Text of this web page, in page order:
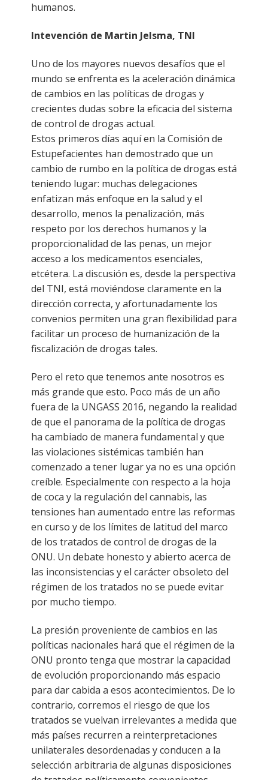
humanos.
Intevención de Martin Jelsma, TNI
Uno de los mayores nuevos desafíos que el
mundo se enfrenta es la aceleración dinámica
de cambios en las políticas de drogas y
crecientes dudas sobre la eficacia del sistema
de control de drogas actual.
Estos primeros días aquí en la Comisión de
Estupefacientes han demostrado que un
cambio de rumbo en la política de drogas está
teniendo lugar: muchas delegaciones
enfatizan más enfoque en la salud y el
desarrollo, menos la penalización, más
respeto por los derechos humanos y la
proporcionalidad de las penas, un mejor
acceso a los medicamentos esenciales,
etcétera. La discusión es, desde la perspectiva
del TNI, está moviéndose claramente en la
dirección correcta, y afortunadamente los
convenios permiten una gran flexibilidad para
facilitar un proceso de humanización de la
fiscalización de drogas tales.
Pero el reto que tenemos ante nosotros es
más grande que esto. Poco más de un año
fuera de la UNGASS 2016, negando la realidad
de que el panorama de la política de drogas
ha cambiado de manera fundamental y que
las violaciones sistémicas también han
comenzado a tener lugar ya no es una opción
creíble. Especialmente con respecto a la hoja
de coca y la regulación del cannabis, las
tensiones han aumentado entre las reformas
en curso y de los límites de latitud del marco
de los tratados de control de drogas de la
ONU. Un debate honesto y abierto acerca de
las inconsistencias y el carácter obsoleto del
régimen de los tratados no se puede evitar
por mucho tiempo.
La presión proveniente de cambios en las
políticas nacionales hará que el régimen de la
ONU pronto tenga que mostrar la capacidad
de evolución proporcionando más espacio
para dar cabida a esos acontecimientos. De lo
contrario, corremos el riesgo de que los
tratados se vuelvan irrelevantes a medida que
más países recurren a reinterpretaciones
unilaterales desordenadas y conducen a la
selección arbitraria de algunas disposiciones